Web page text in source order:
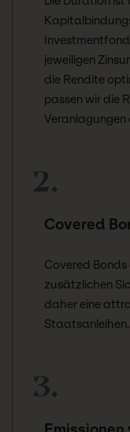
jeweiligen
die Rendite
passen wir die
Veranlagungen
2.
Covered
Covered
zusätzlichen
daher eine
Staatsanleihen.
3.